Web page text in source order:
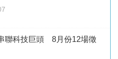
聯科技巨頭 8月份12場徵